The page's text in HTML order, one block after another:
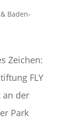
Baden-
Zeichen:
FLY
an der
Park